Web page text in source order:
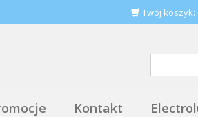
Twój koszyk:
Kontakt